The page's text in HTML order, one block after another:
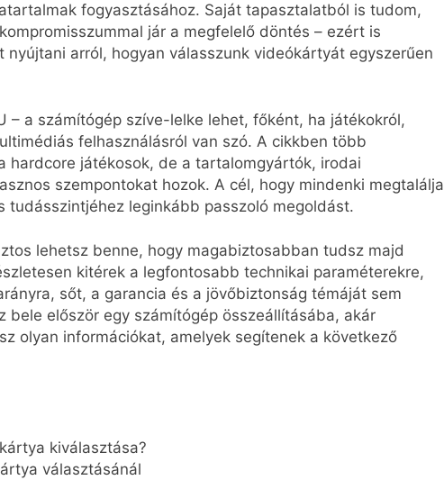
fogyasztásához. Saját tapasztalatból is tudom,
jár a megfelelő döntés – ezért is
arról, hogyan válasszunk videókártyát egyszerűen
– a számítógép szíve-lelke lehet, főként, ha játékokról,
felhasználásról van szó. A cikkben több
hardcore játékosok, de a tartalomgyártók, irodai
szempontokat hozok. A cél, hogy mindenki megtalálja
tudásszintjéhez leginkább passzoló megoldást.
lehetsz benne, hogy magabiztosabban tudsz majd
kitérek a legfontosabb technikai paraméterekre,
sőt, a garancia és a jövőbiztonság témáját sem
bele először egy számítógép összeállításába, akár
olyan információkat, amelyek segítenek a következő
kiválasztása?
választásánál